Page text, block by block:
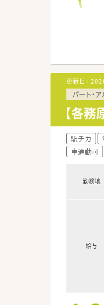
更新日：
パート・
【各
駅チカ
車通勤可
勤務地
給与